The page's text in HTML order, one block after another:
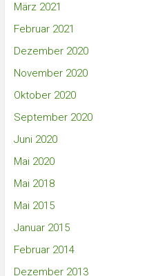
März 2021
Februar 2021
Dezember 2020
November 2020
Oktober 2020
September 2020
Juni 2020
Mai 2020
Mai 2018
Mai 2015
Januar 2015
Februar 2014
Dezember 2013